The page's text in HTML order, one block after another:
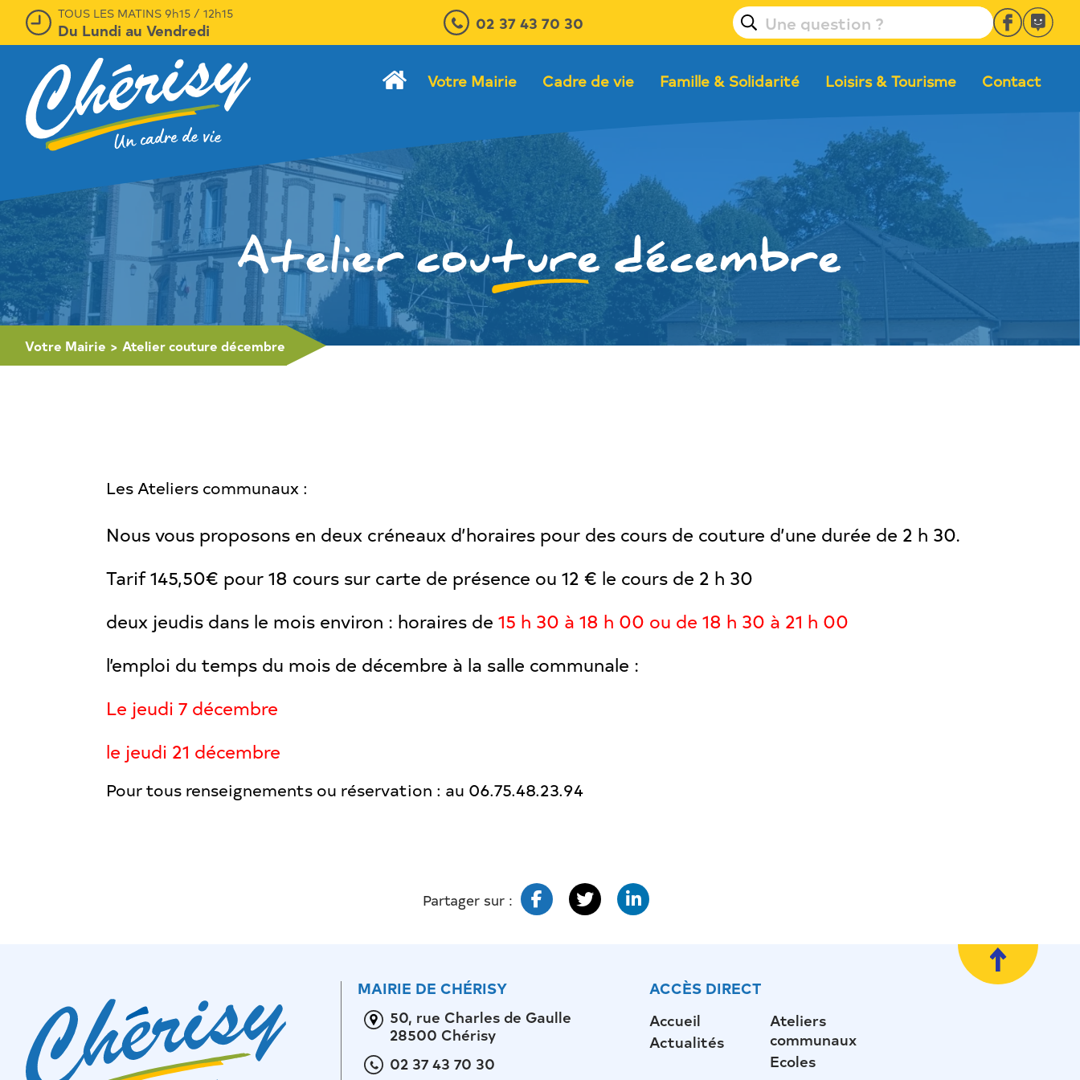
TOUS LES MATINS 9h15 / 12h15
Du Lundi au Vendredi 02 37 43 70 30
Votre Mairie Cadre de vie Famille & Solidarité Loisirs & Tourisme Contact
Atelier couture décembre
Votre Mairie > Atelier couture décembre
Les Ateliers communaux :
Nous vous proposons en deux créneaux d’horaires pour des cours de couture d’une durée de 2 h 30.
Tarif 145,50€ pour 18 cours sur carte de présence ou 12 € le cours de 2 h 30
deux jeudis dans le mois environ : horaires de 15 h 30 à 18 h 00 ou de 18 h 30 à 21 h 00
l’emploi du temps du mois de décembre à la salle communale :
Le jeudi 7 décembre
le jeudi 21 décembre
Pour tous renseignements ou réservation : au 06.75.48.23.94
Partager sur :
MAIRIE DE CHÉRISY
50, rue Charles de Gaulle
28500 Chérisy
02 37 43 70 30
ACCÈS DIRECT
Accueil
Actualités
Ateliers
communaux
Ecoles